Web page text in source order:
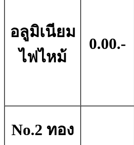
อลูมิเนียม
ไฟไหม้
0.00.-
No.2 ทอง